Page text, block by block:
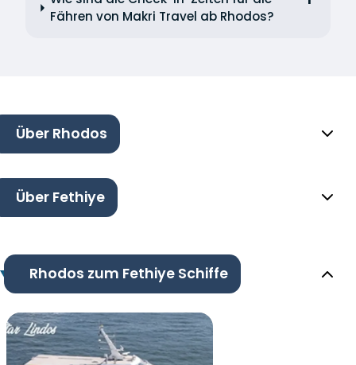
Fähren von Makri Travel ab Rhodos?
Über Rhodos
Über Fethiye
Rhodos zum Fethiye Schiffe